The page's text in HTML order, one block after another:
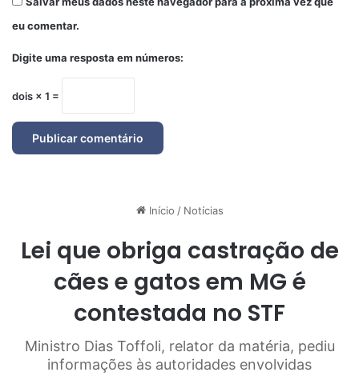
eu comentar.
Digite uma resposta em números:
dois × 1 =